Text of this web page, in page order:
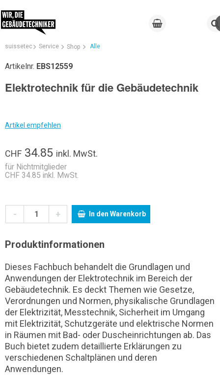
suissetec Service Shop Alle
Artikelnr. EBS12559
Elektrotechnik für die Gebäudetechnik
Artikel empfehlen
CHF 34.85 inkl. MwSt.
für Nichtmitglieder
CHF 34.85 inkl. MwSt.
- + In den Warenkorb
Produktinformationen
Dieses Fachbuch behandelt die Grundlagen und
Anwendungen der Elektrotechnik im Bereich der
Gebäudetechnik. Es deckt Themen wie Gesetze,
Verordnungen und Normen, physikalische Grundlagen
der Elektrizität, Messtechnik, Sicherheit im Umgang
mit Elektrizität, Schutzgeräte und elektrische Normen
in Räumen mit Bad- oder Duscheinrichtungen ab. Das
Buch bietet zudem detaillierte Erklärungen zu
verschiedenen Schaltplänen und deren
Anwendungen.